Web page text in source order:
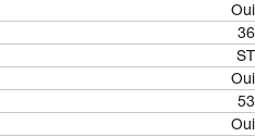
Oui
36
ST
Oui
53
Oui